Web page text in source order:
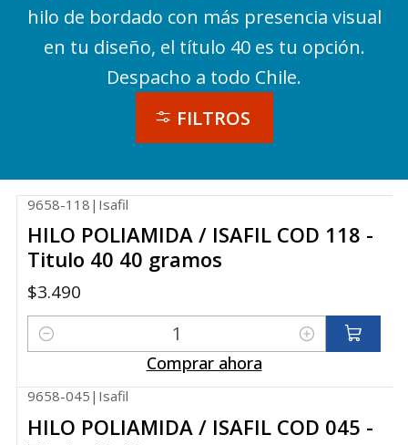
hilo de bordado con más presencia visual
en tu diseño, el título 40 es tu opción.
Despacho a todo Chile.
FILTROS
9658-118 | Isafil
HILO POLIAMIDA / ISAFIL COD 118 -
Titulo 40 40 gramos
$3.490
Cantidad
Comprar ahora
9658-045 | Isafil
HILO POLIAMIDA / ISAFIL COD 045 -